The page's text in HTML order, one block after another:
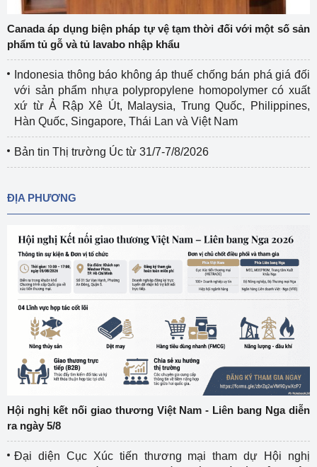
Canada áp dụng biện pháp tự vệ tạm thời đối với một số sản
phẩm tủ gỗ và tủ lavabo nhập khẩu
Indonesia thông báo không áp thuế chống bán phá giá đối
với sản phẩm nhựa polypropylene homopolymer có xuất
xứ từ Ả Rập Xê Út, Malaysia, Trung Quốc, Philippines,
Hàn Quốc, Singapore, Thái Lan và Việt Nam
Bản tin Thị trường Úc từ 31/7-7/8/2026
ĐỊA PHƯƠNG
Hội nghị kết nối giao thương Việt Nam - Liên bang Nga diễn
ra ngày 5/8
Đại diện Cục Xúc tiến thương mại tham dự Hội nghị